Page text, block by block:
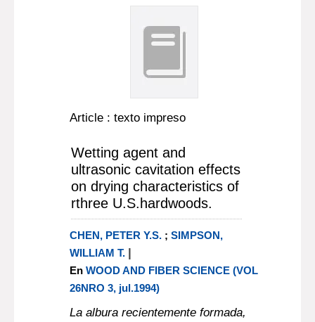
Article : texto impreso
Wetting agent and
ultrasonic cavitation effects
on drying characteristics of
rthree U.S.hardwoods.
CHEN, PETER Y.S.; SIMPSON,
WILLIAM T. |
En WOOD AND FIBER SCIENCE (VOL
26NRO 3, jul.1994)
La albura recientemente formada,